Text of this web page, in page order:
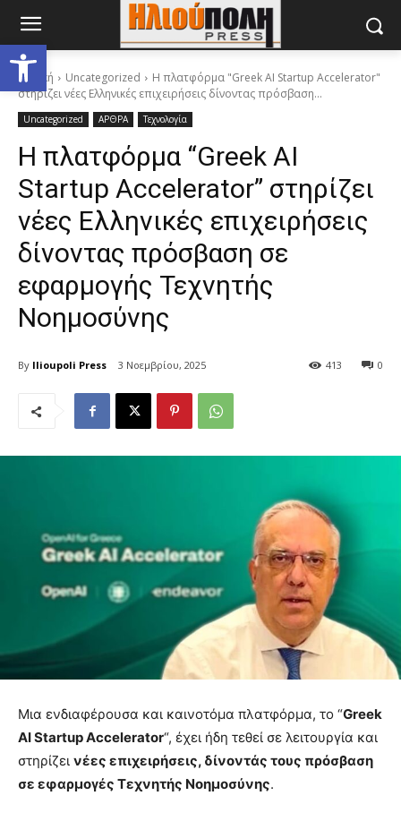
Ανοίξτε τη γραμμή εργαλείων
Αρχική Uncategorized
Η πλατφόρμα "Greek AI Startup Accelerator"
στηρίζει νέες Ελληνικές επιχειρήσεις δίνοντας πρόσβαση...
Uncategorized ΑΡΘΡΑ Τεχνολογία
Η πλατφόρμα “Greek AI
Startup Accelerator” στηρίζει
νέες Ελληνικές επιχειρήσεις
δίνοντας πρόσβαση σε
εφαρμογής Τεχνητής
Νοημοσύνης
By Ilioupoli Press 3 Νοεμβρίου, 2025 0
413
Μια ενδιαφέρουσα και καινοτόμα πλατφόρμα, το “Greek
AI Startup Accelerator“, έχει ήδη τεθεί σε λειτουργία και
στηρίζει νέες επιχειρήσεις, δίνοντάς τους πρόσβαση
σε εφαρμογές Τεχνητής Νοημοσύνης.